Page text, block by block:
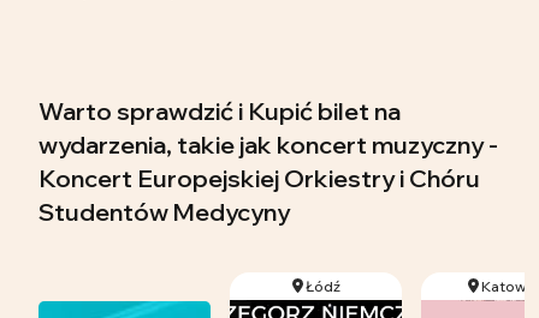
Warto sprawdzić i Kupić bilet na
wydarzenia, takie jak koncert muzyczny -
Koncert Europejskiej Orkiestry i Chóru
Studentów Medycyny
Łódź